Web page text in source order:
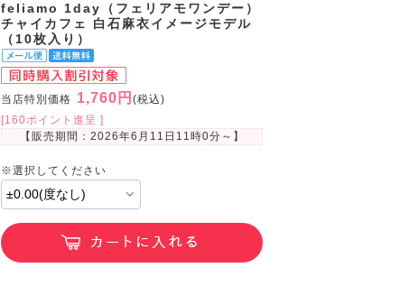
feliamo 1day（フェリアモワンデー）
チャイカフェ 白石麻衣イメージモデル
（10枚入り）
当店特別価格 1,760円 (税込)
[160ポイント進呈 ]
【販売期間： 2026年6月11日11時0分 ～】